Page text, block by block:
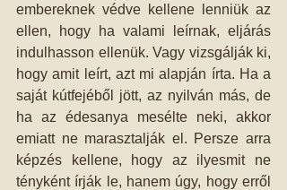
embereknek védve kellene lenniük az
ellen, hogy ha valami leírnak, eljárás
indulhasson ellenük. Vagy vizsgálják ki,
hogy amit leírt, azt mi alapján írta. Ha a
saját kútfejéből jött, az nyilván más, de
ha az édesanya mesélte neki, akkor
emiatt ne marasztalják el. Persze arra
képzés kellene, hogy az ilyesmit ne
tényként írják le, hanem úgy, hogy erről